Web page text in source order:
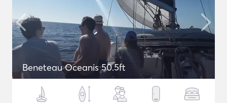
Beneteau Oceanis 50.5ft